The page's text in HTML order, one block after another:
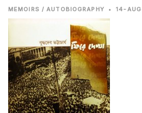
MEMOIRS / AUTOBIOGRAPHY • 14-